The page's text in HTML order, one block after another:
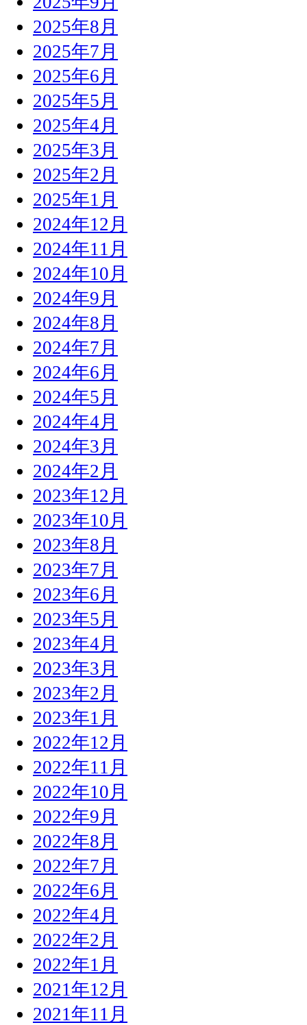
2025年8月
2025年7月
2025年6月
2025年5月
2025年4月
2025年3月
2025年2月
2025年1月
2024年12月
2024年11月
2024年10月
2024年9月
2024年8月
2024年7月
2024年6月
2024年5月
2024年4月
2024年3月
2024年2月
2023年12月
2023年10月
2023年8月
2023年7月
2023年6月
2023年5月
2023年4月
2023年3月
2023年2月
2023年1月
2022年12月
2022年11月
2022年10月
2022年9月
2022年8月
2022年7月
2022年6月
2022年4月
2022年2月
2022年1月
2021年12月
2021年11月